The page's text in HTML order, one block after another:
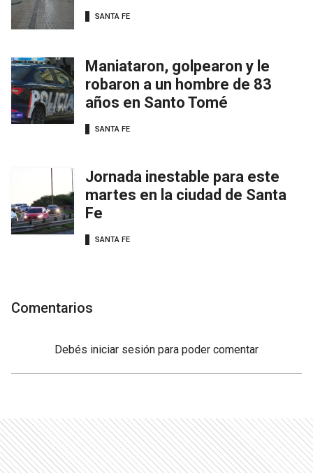
SANTA FE
Maniataron, golpearon y le
robaron a un hombre de 83
años en Santo Tomé
SANTA FE
Jornada inestable para este
martes en la ciudad de Santa
Fe
SANTA FE
Comentarios
Debés iniciar sesión para poder comentar